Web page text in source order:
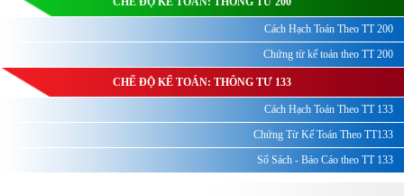
Cách Hạch Toán Theo TT 200
Chứng từ kế toán theo TT 200
CHẾ ĐỘ KẾ TOÁN: THÔNG TƯ 133
Cách Hạch Toán Theo TT 133
Chứng Từ Kế Toán Theo TT133
Sổ Sách - Báo Cáo theo TT 133